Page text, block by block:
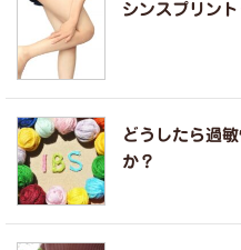
シンスプリン
どうしたら過
か？